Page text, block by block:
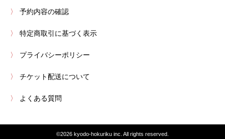
予約内容の確認
特定商取引に基づく表示
プライバシーポリシー
チケット配送について
よくある質問
©2026 kyodo-hokuriku inc. All rights reserved.